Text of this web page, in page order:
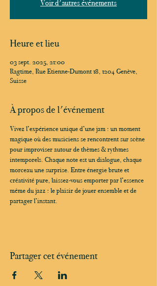
Voir d'autres événements
Heure et lieu
03 sept. 2025, 21:00
Ragtime, Rue Etienne-Dumont 18, 1204 Genève,
Suisse
À propos de l'événement
Vivez l’expérience unique d’une jam : un moment
magique où des musiciens se rencontrent sur scène
pour improviser autour de thèmes & rythmes
intemporels. Chaque note est un dialogue, chaque
morceau une surprise. Entre énergie brute et
créativité pure, laissez-vous emporter par l’essence
même du jazz : le plaisir de jouer ensemble et de
partager l’instant.
Partager cet événement